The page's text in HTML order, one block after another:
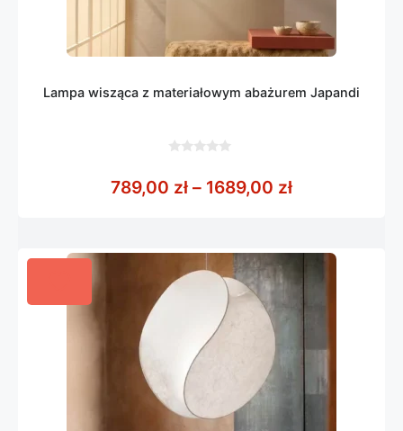
Lampa wisząca z materiałowym abażurem Japandi
5
789,00 zł – 1689,00 złZakres cen: